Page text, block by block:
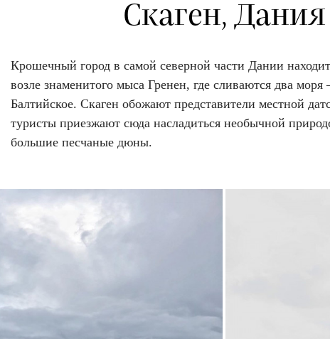
Скаген, Дания
Крошечный город в самой северной части Дании
возле знаменитого мыса Гренен, где сливаются два
Балтийское. Скаген обожают представители местной
туристы приезжают сюда насладиться необычной
большие песчаные дюны.